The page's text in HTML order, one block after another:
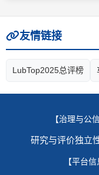
友情链接
LubTop2025总评榜
【治理与公
研究与评价独立
【平台信